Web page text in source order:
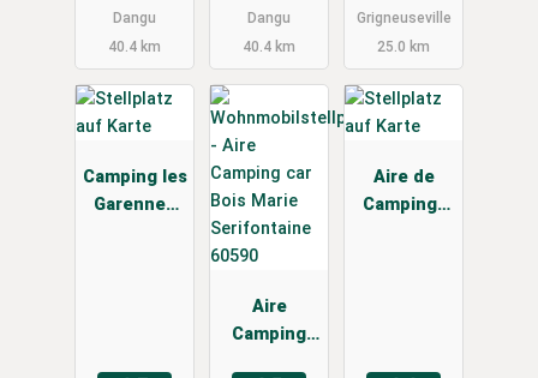
Dangu
40.4 km
Dangu
40.4 km
Grigneuseville
25.0 km
Camping les
Garennes
Aire
Camping
Aire de
Camping-